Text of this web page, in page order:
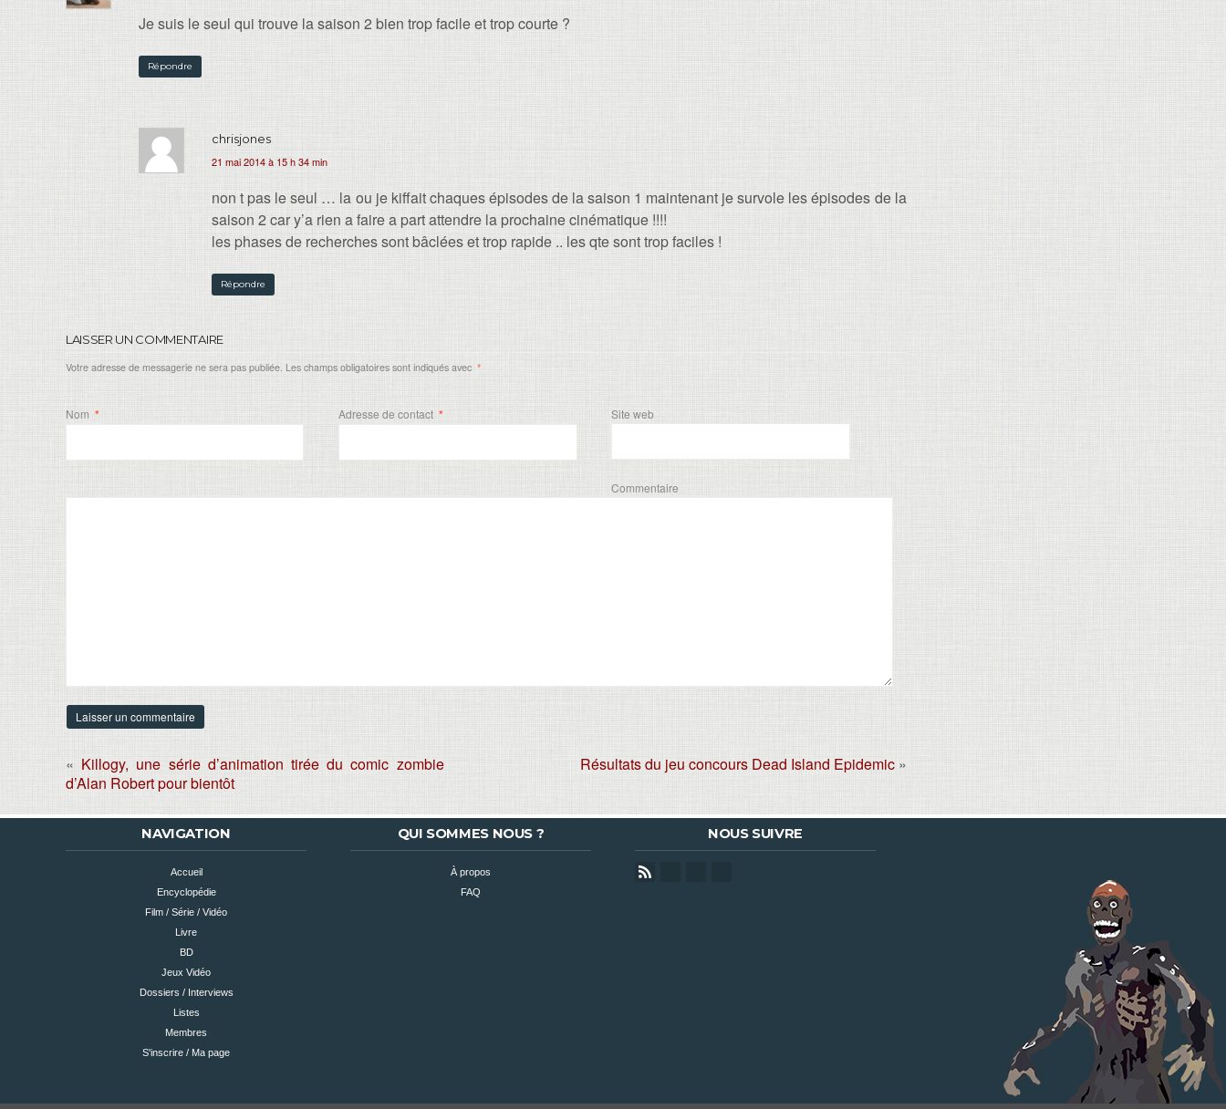
Je suis le seul qui trouve la saison 2 bien trop facile et trop courte ?
Répondre
chrisjones
21 mai 2014 à 15 h 34 min
non t pas le seul … la ou je kiffait chaques épisodes de la saison 1 maintenant je survole les épisodes de la
saison 2 car y’a rien a faire a part attendre la prochaine cinématique !!!!
les phases de recherches sont bâclées et trop rapide .. les qte sont trop faciles !
Répondre
LAISSER UN COMMENTAIRE
Votre adresse de messagerie ne sera pas publiée. Les champs obligatoires sont indiqués avec *
Nom * Adresse de contact * Site web
Commentaire
« Killogy, une série d’animation tirée du comic zombie
d’Alan Robert pour bientôt
Résultats du jeu concours Dead Island Epidemic»
NAVIGATION
Accueil
Encyclopédie
Film / Série / Vidéo
Livre
BD
Jeux Vidéo
Dossiers / Interviews
Listes
Membres
S'inscrire / Ma page
QUI SOMMES NOUS ?
À propos
FAQ
NOUS SUIVRE